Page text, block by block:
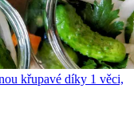
křupavé díky 1 věci,